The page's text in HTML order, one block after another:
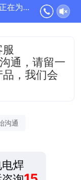
上海欧鲍实业有限公司正在为您服务
通，请留一
，我们会
沟通
焊